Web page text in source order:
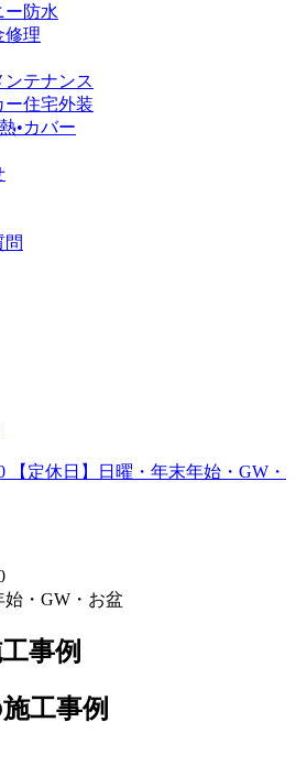
ー防水
修理
テナンス
ー住宅外装
•カバー
問
【定休日】日曜・年末年始・GW・
始・GW・お盆
事例
工事例